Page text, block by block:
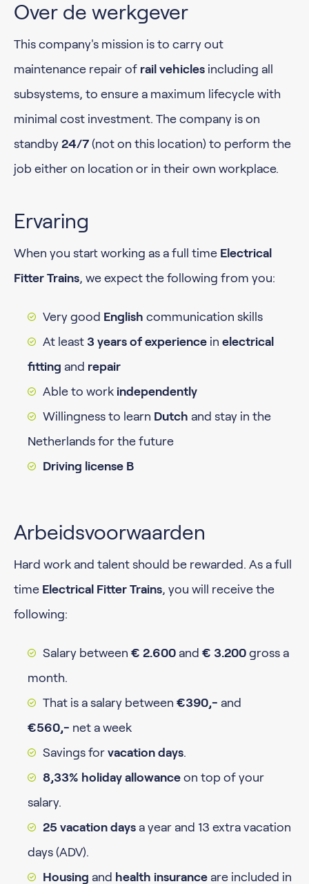
Over de werkgever
This company's mission is to carry out
maintenance repair of rail vehicles including all
subsystems, to ensure a maximum lifecycle with
minimal cost investment. The company is on
standby 24/7 (not on this location) to perform the
job either on location or in their own workplace.
Ervaring
When you start working as a full time Electrical
Fitter Trains, we expect the following from you:
Very good English communication skills
At least 3 years of experience in electrical
fitting and repair
Able to work independently
Willingness to learn Dutch and stay in the
Netherlands for the future
Driving license B
Arbeidsvoorwaarden
Hard work and talent should be rewarded. As a full
time Electrical Fitter Trains, you will receive the
following:
Salary between € 2.600 and € 3.200 gross a
month.
That is a salary between €390,- and
€560,- net a week
Savings for vacation days.
8,33% holiday allowance on top of your
salary.
25 vacation days a year and 13 extra vacation
days (ADV).
Housing and health insurance are included in